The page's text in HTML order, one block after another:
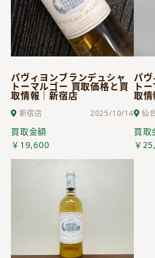
パヴィヨンブランデュシャ
トーマルゴー 買取価格と買
取情報｜新宿店
新宿店 2025/10/14
買取金額
￥19,600
パ
ト
取
仙
買取
￥